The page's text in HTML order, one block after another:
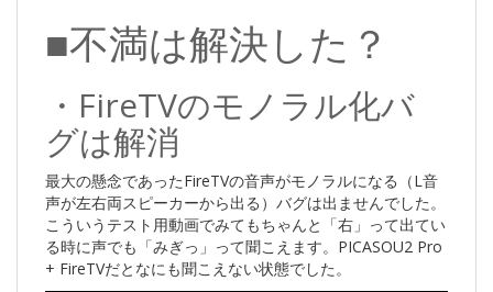
■不満は解決した？
・FireTVのモノラル化バ
グは解消
最大の懸念であったFireTVの音声がモノラルになる（L音
声が左右両スピーカーから出る）バグは出ませんでした。
こういうテスト用動画でみてもちゃんと「右」って出てい
る時に声でも「みぎっ」って聞こえます。PICASOU2 Pro
+ FireTVだとなにも聞こえない状態でした。